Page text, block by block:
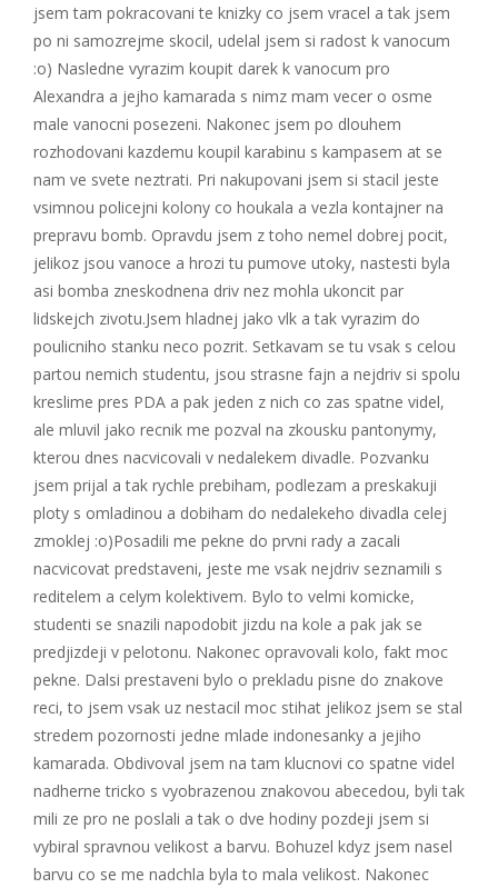
jsem tam pokracovani te knizky co jsem vracel a tak jsem
po ni samozrejme skocil, udelal jsem si radost k vanocum
:o) Nasledne vyrazim koupit darek k vanocum pro
Alexandra a jejho kamarada s nimz mam vecer o osme
male vanocni posezeni. Nakonec jsem po dlouhem
rozhodovani kazdemu koupil karabinu s kampasem at se
nam ve svete neztrati. Pri nakupovani jsem si stacil jeste
vsimnou policejni kolony co houkala a vezla kontajner na
prepravu bomb. Opravdu jsem z toho nemel dobrej pocit,
jelikoz jsou vanoce a hrozi tu pumove utoky, nastesti byla
asi bomba zneskodnena driv nez mohla ukoncit par
lidskejch zivotu.Jsem hladnej jako vlk a tak vyrazim do
poulicniho stanku neco pozrit. Setkavam se tu vsak s celou
partou nemich studentu, jsou strasne fajn a nejdriv si spolu
kreslime pres PDA a pak jeden z nich co zas spatne videl,
ale mluvil jako recnik me pozval na zkousku pantonymy,
kterou dnes nacvicovali v nedalekem divadle. Pozvanku
jsem prijal a tak rychle prebiham, podlezam a preskakuji
ploty s omladinou a dobiham do nedalekeho divadla celej
zmoklej :o)Posadili me pekne do prvni rady a zacali
nacvicovat predstaveni, jeste me vsak nejdriv seznamili s
reditelem a celym kolektivem. Bylo to velmi komicke,
studenti se snazili napodobit jizdu na kole a pak jak se
predjizdeji v pelotonu. Nakonec opravovali kolo, fakt moc
pekne. Dalsi prestaveni bylo o prekladu pisne do znakove
reci, to jsem vsak uz nestacil moc stihat jelikoz jsem se stal
stredem pozornosti jedne mlade indonesanky a jejiho
kamarada. Obdivoval jsem na tam klucnovi co spatne videl
nadherne tricko s vyobrazenou znakovou abecedou, byli tak
mili ze pro ne poslali a tak o dve hodiny pozdeji jsem si
vybiral spravnou velikost a barvu. Bohuzel kdyz jsem nasel
barvu co se me nadchla byla to mala velikost. Nakonec